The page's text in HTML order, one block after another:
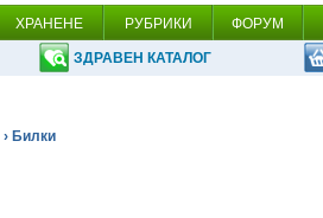
ХРАНЕНЕ РУБРИКИ ФОРУМ
ЗДРАВЕН КАТАЛОГ
› Билки